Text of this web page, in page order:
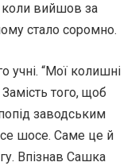
коли вийшов за
стало соромно.
учні. “Мої колишні
того, щоб
заводським
шосе. Саме це й
Впізнав Сашка